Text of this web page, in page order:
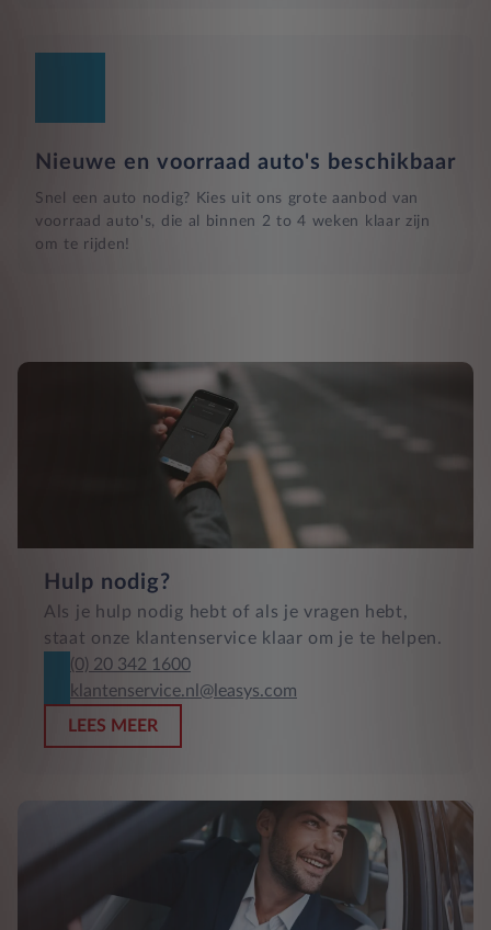
Nieuwe en voorraad auto's beschikbaar
Snel een auto nodig? Kies uit ons grote aanbod van
voorraad auto's, die al binnen 2 to 4 weken klaar zijn
om te rijden!
Hulp nodig?
Als je hulp nodig hebt of als je vragen hebt,
staat onze klantenservice klaar om je te helpen.
(0) 20 342 1600
klantenservice.nl@leasys.com
LEES MEER